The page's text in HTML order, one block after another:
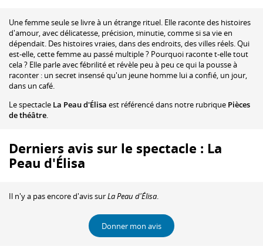
Une femme seule se livre à un étrange rituel. Elle raconte des histoires
d'amour, avec délicatesse, précision, minutie, comme si sa vie en
dépendait. Des histoires vraies, dans des endroits, des villes réels. Qui
est-elle, cette femme au passé multiple ? Pourquoi raconte t-elle tout
cela ? Elle parle avec fébrilité et révèle peu à peu ce qui la pousse à
raconter : un secret insensé qu'un jeune homme lui a confié, un jour,
dans un café.
Le spectacle La Peau d'Élisa est référencé dans notre rubrique Pièces
de théâtre.
Derniers avis sur le spectacle : La
Peau d'Élisa
Il n'y a pas encore d'avis surLa Peau d'Élisa.
Donner mon avis